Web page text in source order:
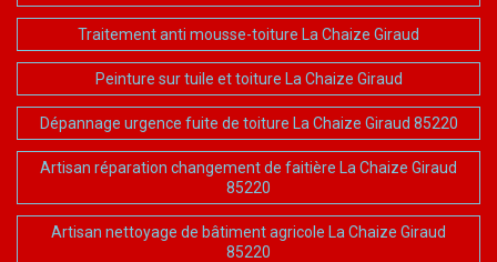
Traitement anti mousse-toiture La Chaize Giraud
Peinture sur tuile et toiture La Chaize Giraud
Dépannage urgence fuite de toiture La Chaize Giraud 85220
Artisan réparation changement de faitière La Chaize Giraud
85220
Artisan nettoyage de bâtiment agricole La Chaize Giraud
85220